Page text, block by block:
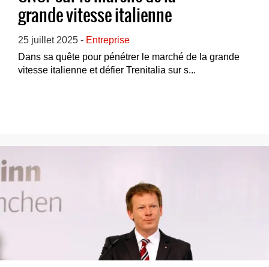
grande vitesse italienne
25 juillet 2025 - Entreprise
Dans sa quête pour pénétrer le marché de la grande
vitesse italienne et défier Trenitalia sur s...